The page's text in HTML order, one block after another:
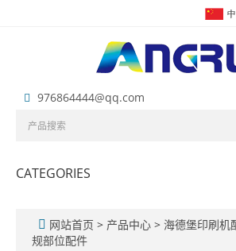
976864444@qq.com
CATEGORIES
网站首页 > 产品中心 > 海德堡印刷机
规部位配件